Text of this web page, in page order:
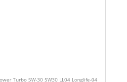
Turbo 5W-30 5W30 LL04 Longlife-04